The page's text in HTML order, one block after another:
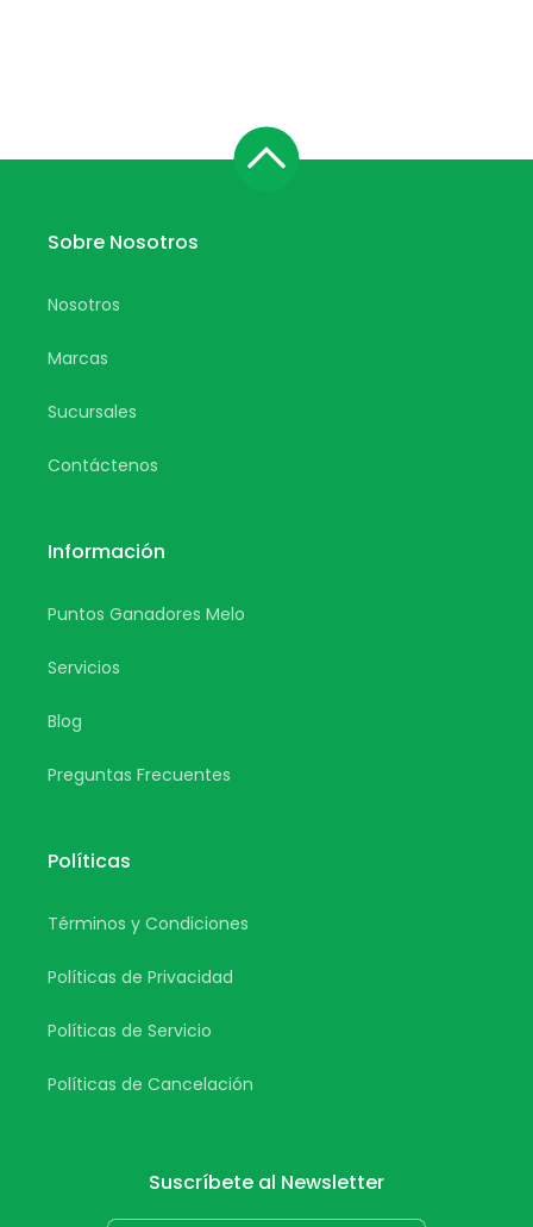
Sobre Nosotros
Nosotros
Marcas
Sucursales
Contáctenos
Información
Puntos Ganadores Melo
Servicios
Blog
Preguntas Frecuentes
Políticas
Términos y Condiciones
Políticas de Privacidad
Políticas de Servicio
Políticas de Cancelación
Suscríbete al Newsletter